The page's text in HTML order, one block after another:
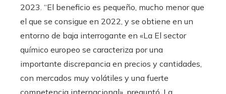
2023. “El beneficio es pequeño, mucho menor que
el que se consigue en 2022, y se obtiene en un
entorno de baja interrogante en «La El sector
químico europeo se caracteriza por una
importante discrepancia en precios y cantidades,
con mercados muy volátiles y una fuerte